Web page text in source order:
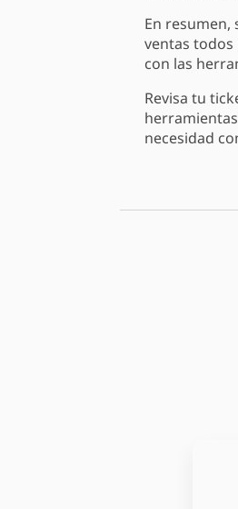
En
ventas todos
con las
Revisa tu
necesidad